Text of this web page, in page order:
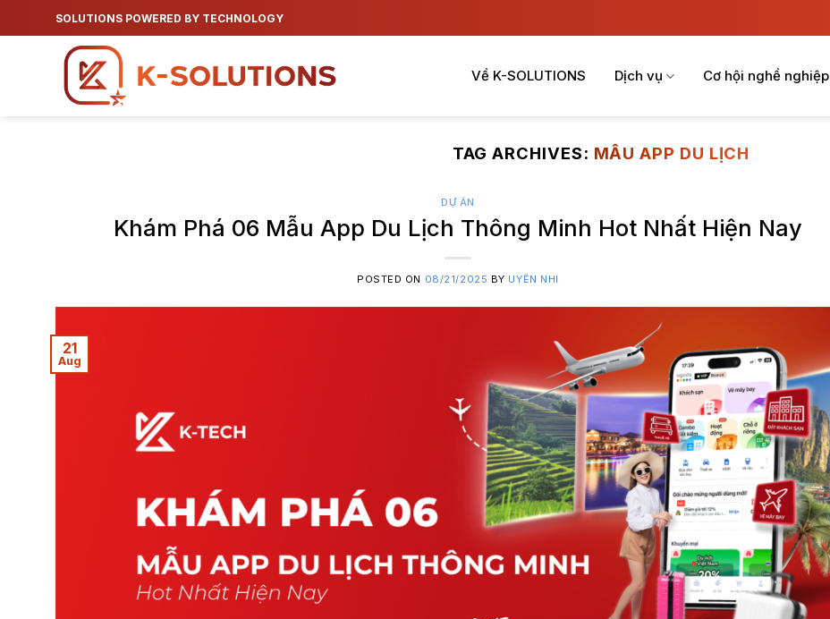
to
SOLUTIONS POWERED BY TECHNOLOGY
Về K-SOLUTIONS Dịch vụ Cơ hội nghề nghiệp
TAG ARCHIVES: MẪU APP DU LỊCH
DỰ ÁN
Khám Phá 06 Mẫu App Du Lịch Thông Minh Hot Nhất Hiện Nay
POSTED ON 08/21/2025 BY UYÊN NHI
21
Aug